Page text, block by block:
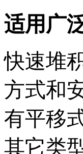
适用广
快速堆
方式和
有平移
其它类